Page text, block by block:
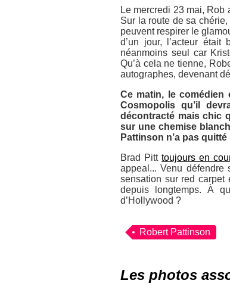
Le mercredi 23 mai, Rob
Sur la route de sa
peuvent respirer le
d’un jour, l’acteur
néanmoins seul car
Qu’à cela ne tienne,
autographes, devenant
Ce matin, le
Cosmopolis qu’il
décontracté mais chic
sur une chemise
Pattinson n’a pas
Brad Pitttoujours en
appeal... Venu défendre
sensation sur red carpet
depuis longtemps. À
d’Hollywood ?
Robert Pattinson
Les photos